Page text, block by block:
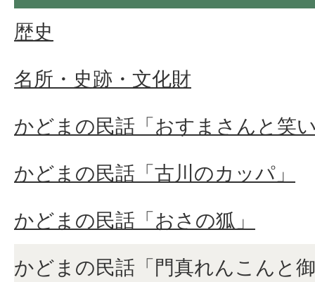
歴史
名所・史跡・文化財
かどまの民話「おすまさんと笑
かどまの民話「古川のカッパ」
かどまの民話「おさの狐」
かどまの民話「門真れんこんと